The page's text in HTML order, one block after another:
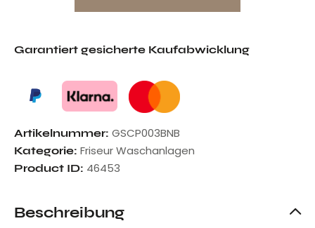
Garantiert gesicherte Kaufabwicklung
Artikelnummer: GSCP003BNB
Kategorie: Friseur Waschanlagen
Product ID: 46453
Beschreibung